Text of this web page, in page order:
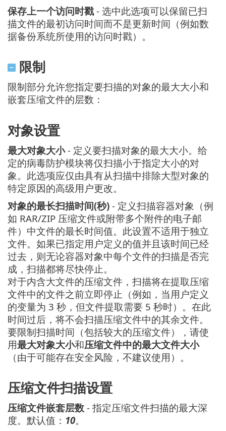
保存上一个访问时戳- 选中此选项可以保留已扫
描文件的最初访问时间而不是更新时间（例如数
据备份系统所使用的访问时戳）。
限制
限制部分允许您指定要扫描的对象的最大大小和
嵌套压缩文件的层数：
对象设置
最大对象大小- 定义要扫描对象的最大大小。给
定的病毒防护模块将仅扫描小于指定大小的对
象。此选项应仅由具有从扫描中排除大型对象的
特定原因的高级用户更改。
对象的最长扫描时间(秒) - 定义扫描容器对象（例
如 RAR/ZIP 压缩文件或附带多个附件的电子邮
件）中文件的最长时间值。此设置不适用于独立
文件。如果已指定用户定义的值并且该时间已经
过去，则无论容器对象中每个文件的扫描是否完
成，扫描都将尽快停止。
对于内含大文件的压缩文件，扫描将在提取压缩
文件中的文件之前立即停止（例如，当用户定义
的变量为 3 秒，但文件提取需要 5 秒时）。在此
时间过后，将不会扫描压缩文件中的其余文件。
要限制扫描时间（包括较大的压缩文件），请使
用最大对象大小和压缩文件中的最大文件大小
（由于可能存在安全风险，不建议使用）。
压缩文件扫描设置
压缩文件嵌套层数 - 指定压缩文件扫描的最大深
度。默认值： 10。